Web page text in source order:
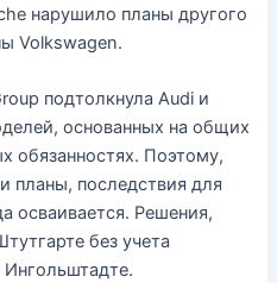
нарушило планы другого
Volkswagen.
подтолкнула Audi и
основанных на общих
обязанностях. Поэтому,
планы, последствия для
осваивается. Решения,
без учета